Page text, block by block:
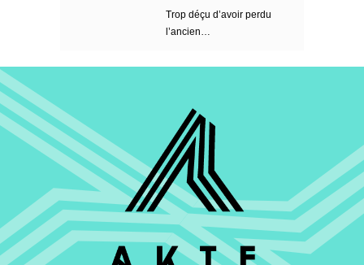
Trop déçu d’avoir perdu
l’ancien…